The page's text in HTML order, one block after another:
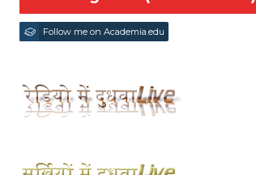
Follow me on Academia.edu